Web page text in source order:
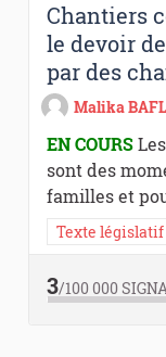
Chantiers
le devoir
par des
Malika
EN COURS
sont des
familles et
Texte législatif
3/100 000